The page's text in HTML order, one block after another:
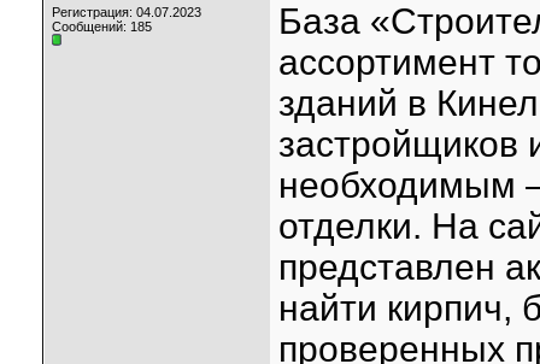
Регистрация: 04.07.2023
Сообщений: 185
База
ассортимент
зданий в
застройщиков
необходимым
отделки. На
представлен
найти кирпич,
проверенных